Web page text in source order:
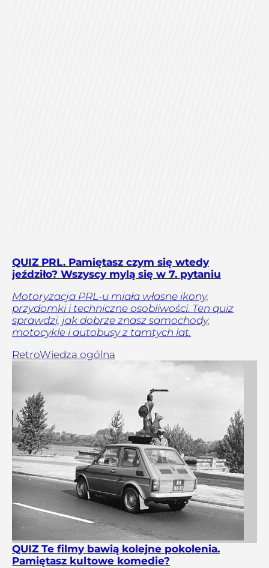
QUIZ PRL. Pamiętasz czym się wtedy
jeździło? Wszyscy mylą się w 7. pytaniu
Motoryzacja PRL-u miała własne ikony,
przydomki i techniczne osobliwości. Ten quiz
sprawdzi, jak dobrze znasz samochody,
motocykle i autobusy z tamtych lat.
RetroWiedza ogólna
QUIZ Te filmy bawią kolejne pokolenia.
Pamiętasz kultowe komedie?